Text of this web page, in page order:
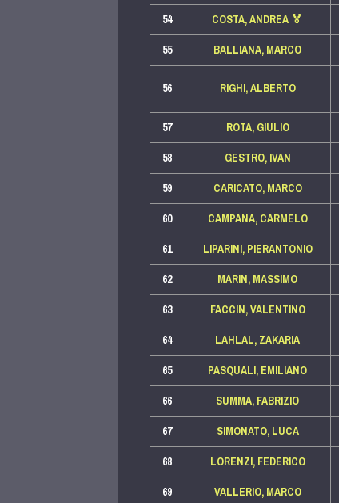
54
COSTA, ANDREA 🏅
55
BALLIANA, MARCO
56
RIGHI, ALBERTO
57
ROTA, GIULIO
58
GESTRO, IVAN
59
CARICATO, MARCO
60
CAMPANA, CARMELO
61
LIPARINI, PIERANTONIO
62
MARIN, MASSIMO
63
FACCIN, VALENTINO
64
LAHLAL, ZAKARIA
65
PASQUALI, EMILIANO
66
SUMMA, FABRIZIO
67
SIMONATO, LUCA
68
LORENZI, FEDERICO
69
VALLERIO, MARCO